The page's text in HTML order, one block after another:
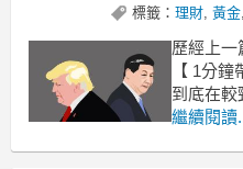
標籤： 理財, 黃金,
歷經上一
【 1分
到底在較
多少理解
中美大打
繼續閱讀